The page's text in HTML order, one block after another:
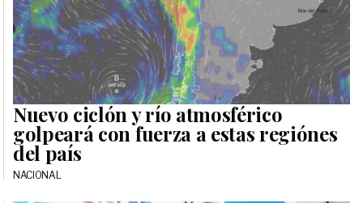
Nuevo ciclón y río atmosférico
golpeará con fuerza a estas regiónes
del país
NACIONAL